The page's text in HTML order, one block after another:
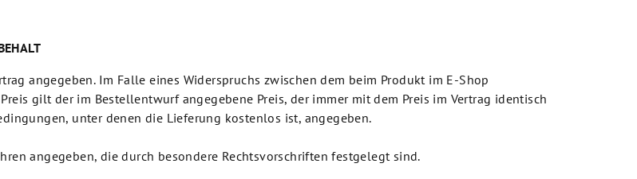
angegeben. Im Falle eines Widerspruchs zwischen dem beim Produkt im E-Shop
gilt der im Bestellentwurf angegebene Preis, der immer mit dem Preis im Vertrag identisch
unter denen die Lieferung kostenlos ist, angegeben.
angegeben, die durch besondere Rechtsvorschriften festgelegt sind.